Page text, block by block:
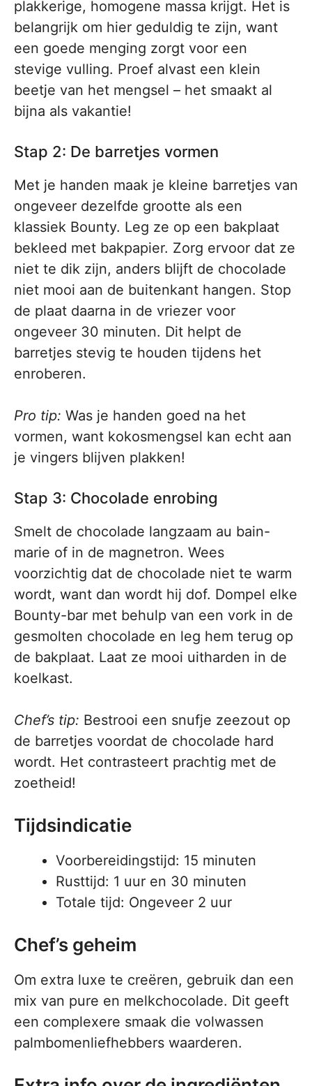
plakkerige, homogene massa krijgt. Het is
belangrijk om hier geduldig te zijn, want
een goede menging zorgt voor een
stevige vulling. Proef alvast een klein
beetje van het mengsel – het smaakt al
bijna als vakantie!
Stap 2: De barretjes vormen
Met je handen maak je kleine barretjes van
ongeveer dezelfde grootte als een
klassiek Bounty. Leg ze op een bakplaat
bekleed met bakpapier. Zorg ervoor dat ze
niet te dik zijn, anders blijft de chocolade
niet mooi aan de buitenkant hangen. Stop
de plaat daarna in de vriezer voor
ongeveer 30 minuten. Dit helpt de
barretjes stevig te houden tijdens het
enroberen.
Pro tip: Was je handen goed na het
vormen, want kokosmengsel kan echt aan
je vingers blijven plakken!
Stap 3: Chocolade enrobing
Smelt de chocolade langzaam au bain-
marie of in de magnetron. Wees
voorzichtig dat de chocolade niet te warm
wordt, want dan wordt hij dof. Dompel elke
Bounty-bar met behulp van een vork in de
gesmolten chocolade en leg hem terug op
de bakplaat. Laat ze mooi uitharden in de
koelkast.
Chef’s tip: Bestrooi een snufje zeezout op
de barretjes voordat de chocolade hard
wordt. Het contrasteert prachtig met de
zoetheid!
Tijdsindicatie
Voorbereidingstijd: 15 minuten
Rusttijd: 1 uur en 30 minuten
Totale tijd: Ongeveer 2 uur
Chef’s geheim
Om extra luxe te creëren, gebruik dan een
mix van pure en melkchocolade. Dit geeft
een complexere smaak die volwassen
palmbomenliefhebbers waarderen.